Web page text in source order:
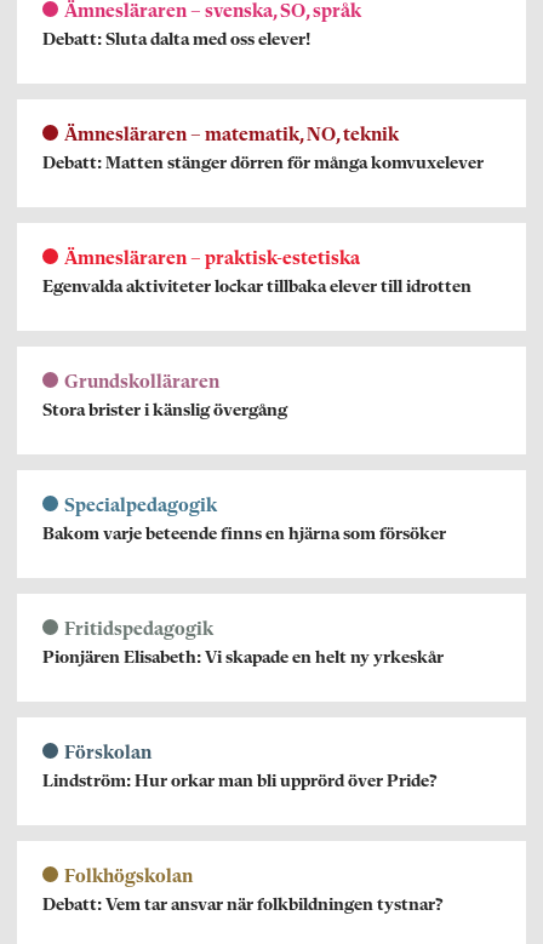
Ämnesläraren – svenska, SO, språk
Debatt: Sluta dalta med oss elever!
Ämnesläraren – matematik, NO, teknik
Debatt: Matten stänger dörren för många komvuxelever
Ämnesläraren – praktisk-estetiska
Egenvalda aktiviteter lockar tillbaka elever till idrotten
Grundskolläraren
Stora brister i känslig övergång
Specialpedagogik
Bakom varje beteende finns en hjärna som försöker
Fritidspedagogik
Pionjären Elisabeth: Vi skapade en helt ny yrkeskår
Förskolan
Lindström: Hur orkar man bli upprörd över Pride?
Folkhögskolan
Debatt: Vem tar ansvar när folkbildningen tystnar?